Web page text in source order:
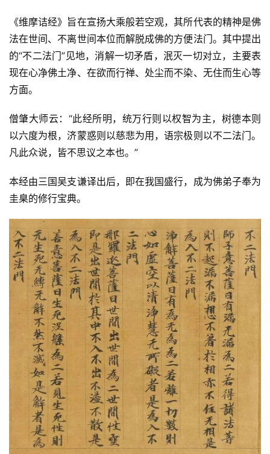
《维摩诘经》旨在宣扬大乘般若空观，其所代表的精神是佛
法在世间、不离世间本位而解脱成佛的方便法门。其中提出
的“不二法门”见地，消解一切矛盾，泯灭一切对立，主要表
现在心净佛土净、在欲而行禅、处尘而不染、无住而生心等
方面。
僧肇大师云：“此经所明，统万行则以权智为主，树德本则
以六度为根，济蒙惑则以慈悲为用，语宗极则以不二法门。
凡此众说，皆不思议之本也。”
本经由三国吴支谦译出后，即在我国盛行，成为佛弟子奉为
圭臬的修行宝典。